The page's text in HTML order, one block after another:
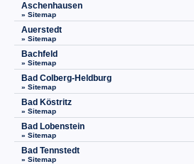
Aschenhausen
» Sitemap
Auerstedt
» Sitemap
Bachfeld
» Sitemap
Bad Colberg-Heldburg
» Sitemap
Bad Köstritz
» Sitemap
Bad Lobenstein
» Sitemap
Bad Tennstedt
» Sitemap